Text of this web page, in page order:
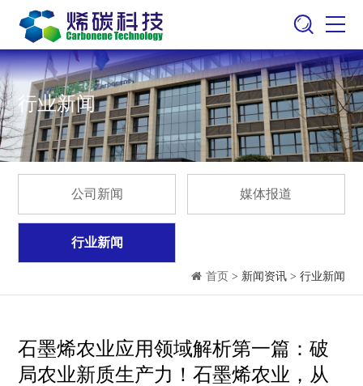
行业新闻
公司新闻 媒体报道
行业新闻
首页 > 新闻资讯 > 行业新闻
石墨烯农业应用领域解析第一篇：破
局农业新质生产力！石墨烯农业，从